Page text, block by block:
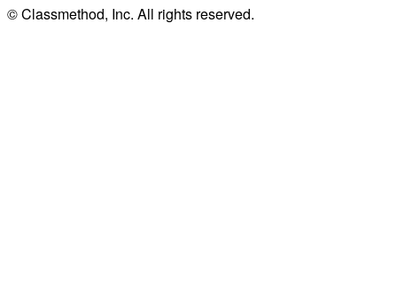
© Classmethod, Inc. All rights reserved.